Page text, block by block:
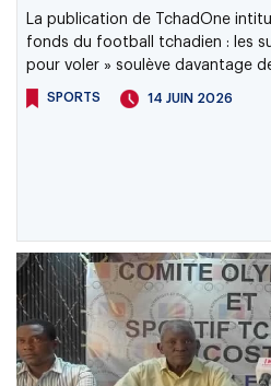
La publication de TchadOne
fonds du football tchadien : les
pour voler » soulève davantage
SPORTS 14 JUIN 2026